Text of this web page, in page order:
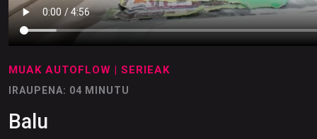
MUAK AUTOFLOW | SERIEAK
IRAUPENA: 04 MINUTU
Balu